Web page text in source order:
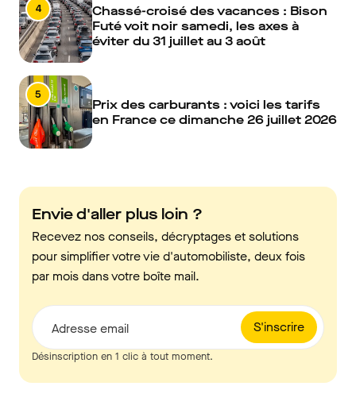
4
Chassé-croisé des vacances : Bison
Futé voit noir samedi, les axes à
éviter du 31 juillet au 3 août
5
Prix des carburants : voici les tarifs
en France ce dimanche 26 juillet 2026
Envie d'aller plus loin ?
Recevez nos conseils, décryptages et solutions
pour simplifier votre vie d'automobiliste, deux fois
par mois dans votre boîte mail.
S'inscrire
Adresse email
Désinscription en 1 clic à tout moment.